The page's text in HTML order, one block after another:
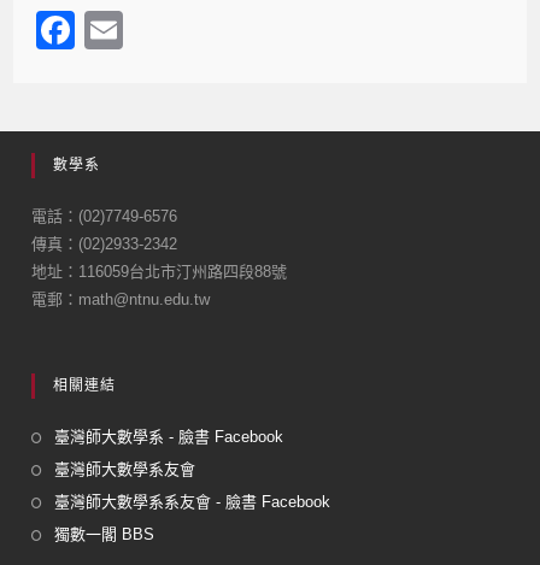
F
e
b
o
o
k
數學系
電話：(02)7749-6576
傳真：(02)2933-2342
地址：116059台北市汀州路四段88號
電郵：math@ntnu.edu.tw
相關連結
臺灣師大數學系 - 臉書 Facebook
臺灣師大數學系友會
臺灣師大數學系系友會 - 臉書 Facebook
獨數一閣 BBS